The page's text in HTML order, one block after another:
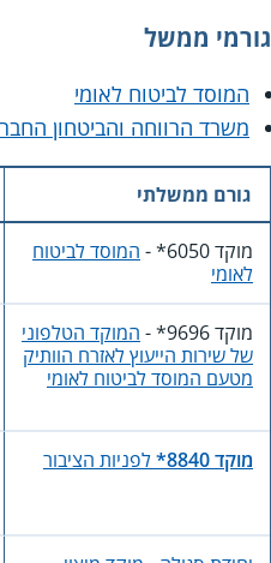
גורמי ממשל
המוסד לביטוח לאומי
משרד הרווחה והביטחון
גורם ממשלתי
מוקד*6050
- המוסד לביטוח
לאומי
מוקד*9696
- המוקד הטלפוני
של שירות הייעוץ לאזרח הוותיק
מטעם המוסד לביטוח לאומי
מוקד 8840* לפניות הציבור